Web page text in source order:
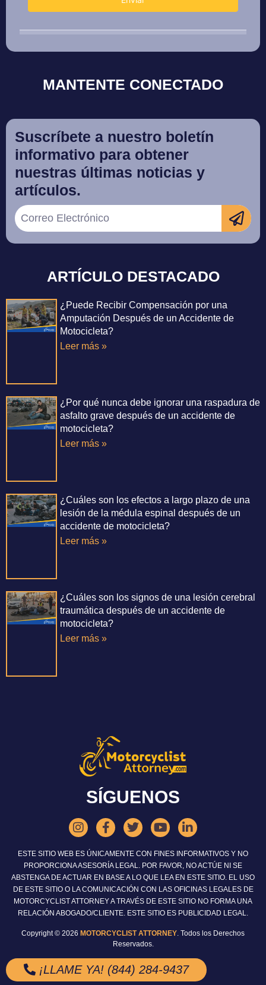
MANTENTE CONECTADO
Suscríbete a nuestro boletín
informativo para obtener
nuestras últimas noticias y
artículos.
ARTÍCULO DESTACADO
¿Puede Recibir Compensación por una
Amputación Después de un Accidente de
Motocicleta?
Leer más »
¿Por qué nunca debe ignorar una raspadura de
asfalto grave después de un accidente de
motocicleta?
Leer más »
¿Cuáles son los efectos a largo plazo de una
lesión de la médula espinal después de un
accidente de motocicleta?
Leer más »
¿Cuáles son los signos de una lesión cerebral
traumática después de un accidente de
motocicleta?
Leer más »
SÍGUENOS
ESTE SITIO WEB ES ÚNICAMENTE CON FINES INFORMATIVOS Y NO
PROPORCIONA ASESORÍA LEGAL. POR FAVOR, NO ACTÚE NI SE
ABSTENGA DE ACTUAR EN BASE A LO QUE LEA EN ESTE SITIO. EL USO
DE ESTE SITIO O LA COMUNICACIÓN CON LAS OFICINAS LEGALES DE
MOTORCYCLIST ATTORNEY A TRAVÉS DE ESTE SITIO NO FORMA UNA
RELACIÓN ABOGADO/CLIENTE. ESTE SITIO ES PUBLICIDAD LEGAL.
Copyright © 2026 MOTORCYCLIST ATTORNEY . Todos los Derechos
Reservados.
¡LLAME YA! (844) 284-9437